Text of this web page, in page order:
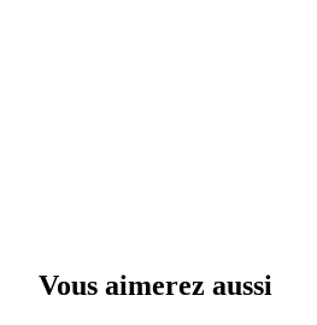
Vous aimerez aussi